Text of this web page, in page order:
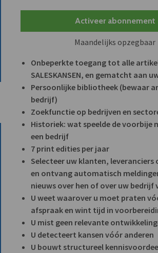
Activeer abonnement
Maandelijks opzegbaar
Onbeperkte toegang tot alle
SALESKANSEN, en gematcht aan
Persoonlijke bibliotheek (bewaar
bedrijf)
Zoekfunctie op bedrijven en
Historiek: wat speelde de voorbije
een bedrijf
7 print edities per jaar
Selecteer uw klanten, leveranciers
en ontvang automatisch
nieuws over hen of over uw bedrijf
U weet waarover u moet praten
afspraak en wint tijd in
U mist geen relevante
U detecteert kansen vóór anderen
U bouwt structureel